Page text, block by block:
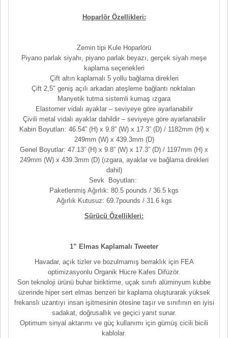
Hoparlör Özellikleri:
Zemin tipi Kule Hoparlörü
Piyano parlak siyahı, piyano parlak beyazı, gerçek siyah meşe
kaplama seçenekleri
Çift altın kaplamalı 5 yollu bağlama direkleri
Çift 2,5" geniş açılı arkadan ateşleme bağlantı noktaları
Manyetik tutma sistemli kumaş ızgara
Elastomer vidalı ayaklar – seviyeye göre ayarlanabilir
Çivili metal vidalı ayaklar dahildir – seviyeye göre ayarlanabilir
Kabin Boyutları: 46.54” (H) x 9.8” (W) x 17.3” (D) / 1182mm (H) x
249mm (W) x 439.3mm (D)
Genel Boyutlar: 47.13” (H) x 9.8” (W) x 17.3” (D) / 1197mm (H) x
249mm (W) x 439.3mm (D) (ızgara, ayaklar ve bağlama direkleri
dahil)
Sevk Boyutları:
Paketlenmiş Ağırlık: 80.5 pounds / 36.5 kgs
Ağırlık Kutusuz: 69.7pounds / 31.6 kgs
Sürücü Özellikleri:
1” Elmas Kaplamalı Tweeter
Havadar, açık tizler ve bozulmamış berraklık için FEA
optimizasyonlu Organik Hücre Kafes Difüzör.
Son teknoloji ürünü buhar biriktirme, uçak sınıfı alüminyum kubbe
üzerinde hiper sert elmas benzeri bir kaplama oluşturarak yüksek
frekanslı uzantıyı insan işitmesinin ötesine taşır ve sınıfının en iyisi
sadakat, doğrusallık ve geçici yanıt sunar.
Optimum sinyal aktarımı ve güç kullanımı için gümüş cicili bicili
kablolar.